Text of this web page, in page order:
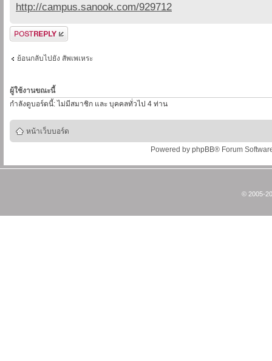
http://campus.sanook.com/929712
ตอบกระทู้
ย้อนกลับไปยัง สัพเพเหระ
ผู้ใช้งานขณะนี้
กำลังดูบอร์ดนี้: ไม่มีสมาชิก และ บุคคลทั่วไป 4 ท่าน
หน้าเว็บบอร์ด
Powered by phpBB® Forum
© 2005-